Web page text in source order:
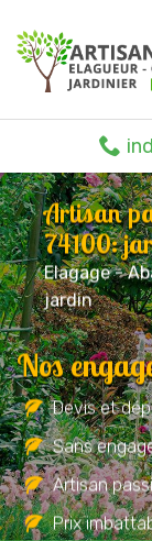
Artisan
74100:
Elagage -
jardin
Nos
Devis et
Sans
Artisan
Prix